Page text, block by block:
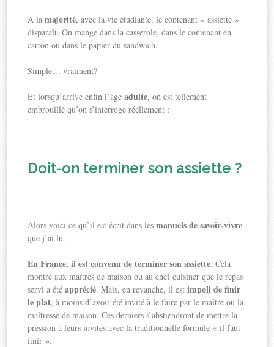
A lamajorité, avec la vie étudiante, le contenant « assiette »
disparaît. On mange dans la casserole, dans le contenant en
carton ou dans le papier du sandwich.
Simple… vraiment?
Et lorsqu’arrive enfin l’âgeadulte, on est tellement
embrouillé qu’on s’interroge réellement :
Doit-on terminer son assiette ?
Alors voici ce qu’il est écrit dans lesmanuels de savoir-vivre
que j’ai lu.
En France, il est convenu de terminer son assiette. Cela
montre aux maîtres de maison ou au chef cuisiner que le repas
servi a étéapprécié. Mais, en revanche, il estimpoli de finir
le plat, à moins d’avoir été invité à le faire par le maître ou la
maîtresse de maison. Ces derniers s’abstiendront de mettre la
pression à leurs invités avec la traditionnelle formule « il faut
finir ».